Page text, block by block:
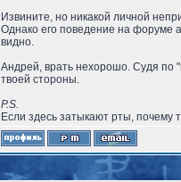
Извините, но никакой личной
Однако его поведение на форуме
видно.
Андрей, врать нехорошо. Судя по
твоей стороны.
P.S.
Если здесь затыкают рты, почему